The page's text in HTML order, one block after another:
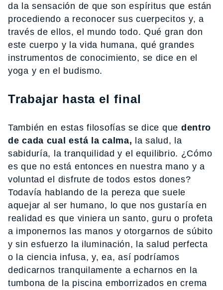
da la sensación de que son espíritus que están
procediendo a reconocer sus cuerpecitos y, a
través de ellos, el mundo todo. Qué gran don
este cuerpo y la vida humana, qué grandes
instrumentos de conocimiento, se dice en el
yoga y en el budismo.
Trabajar hasta el final
También en estas filosofías se dice que dentro
de cada cual está la calma, la salud, la
sabiduría, la tranquilidad y el equilibrio. ¿Cómo
es que no está entonces en nuestra mano y a
voluntad el disfrute de todos estos dones?
Todavía hablando de la pereza que suele
aquejar al ser humano, lo que nos gustaría en
realidad es que viniera un santo, guru o profeta
a imponernos las manos y otorgarnos de súbito
y sin esfuerzo la iluminación, la salud perfecta
o la ciencia infusa, y, ea, así podríamos
dedicarnos tranquilamente a echarnos en la
tumbona de la piscina emborrizados en crema